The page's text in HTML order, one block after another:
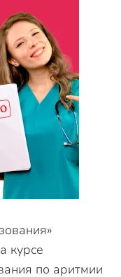
курсе
по аритмии